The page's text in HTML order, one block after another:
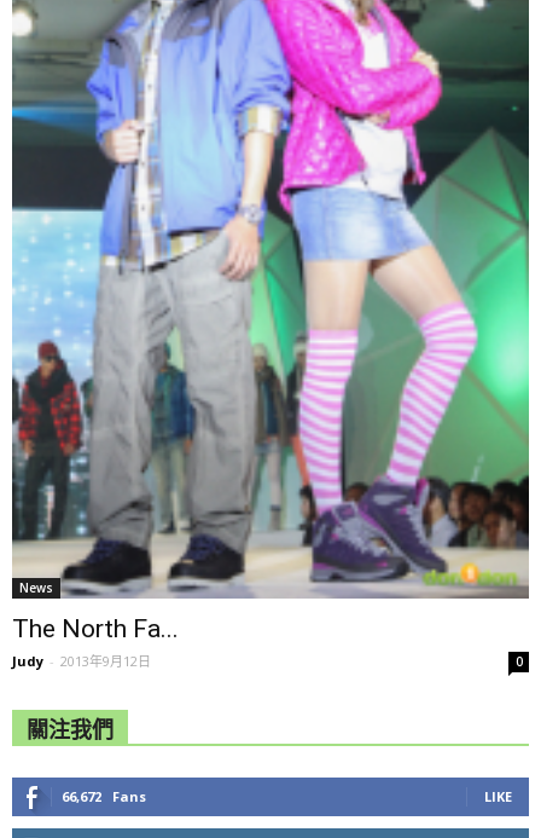
News
The North Fa...
Judy - 2013年9月12日 0
關注我們
66,672 Fans LIKE